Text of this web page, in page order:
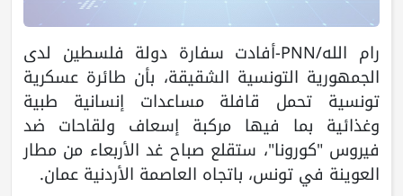
رام الله/PNN-أفادت سفارة دولة فلسطين لدى
الجمهورية التونسية الشقيقة، بأن طائرة عسكرية
تونسية تحمل قافلة مساعدات إنسانية طبية
وغذائية بما فيها مركبة إسعاف ولقاحات ضد
فيروس "كورونا"، ستقلع صباح غد الأربعاء من مطار
العوينة في تونس، باتجاه العاصمة الأردنية عمان.